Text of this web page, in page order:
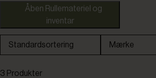
inventar
Standardsortering Mærke
3 Produkter